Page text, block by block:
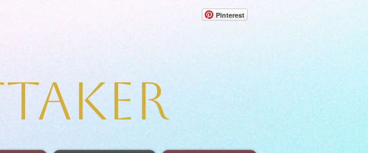
Pinterest